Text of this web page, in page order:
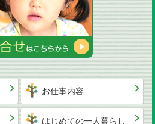
お仕事内容
はじめての一人暮らし